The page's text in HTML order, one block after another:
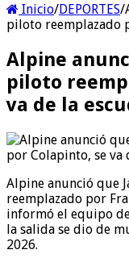
Inicio/DEPORTES/
piloto reemplazado
Alpine
piloto
va de la
Alpine anunció que
reemplazado por
informó el equipo
la salida se dio de
2026.